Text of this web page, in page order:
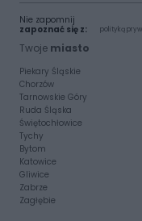
Nie zapomnij
zapoznać się z:
polityką
Twoje miasto
Piekary Śląskie
Chorzów
Tarnowskie Góry
Ruda Śląska
Świętochłowice
Tychy
Bytom
Katowice
Gliwice
Zabrze
Zagłębie